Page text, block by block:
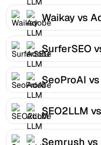
Waikay vs
SurferSEO
SeoProAI
SEO2LLM
Semrush